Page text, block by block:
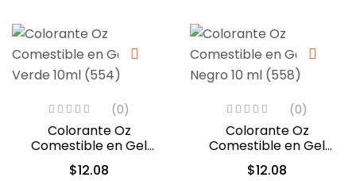
(0)
Colorante Oz
Comestible en Gel
Verde 10ml (554)
$12.08
(0)
Colorante Oz
Comestible en Gel
Negro 10 ml (558)
$12.08